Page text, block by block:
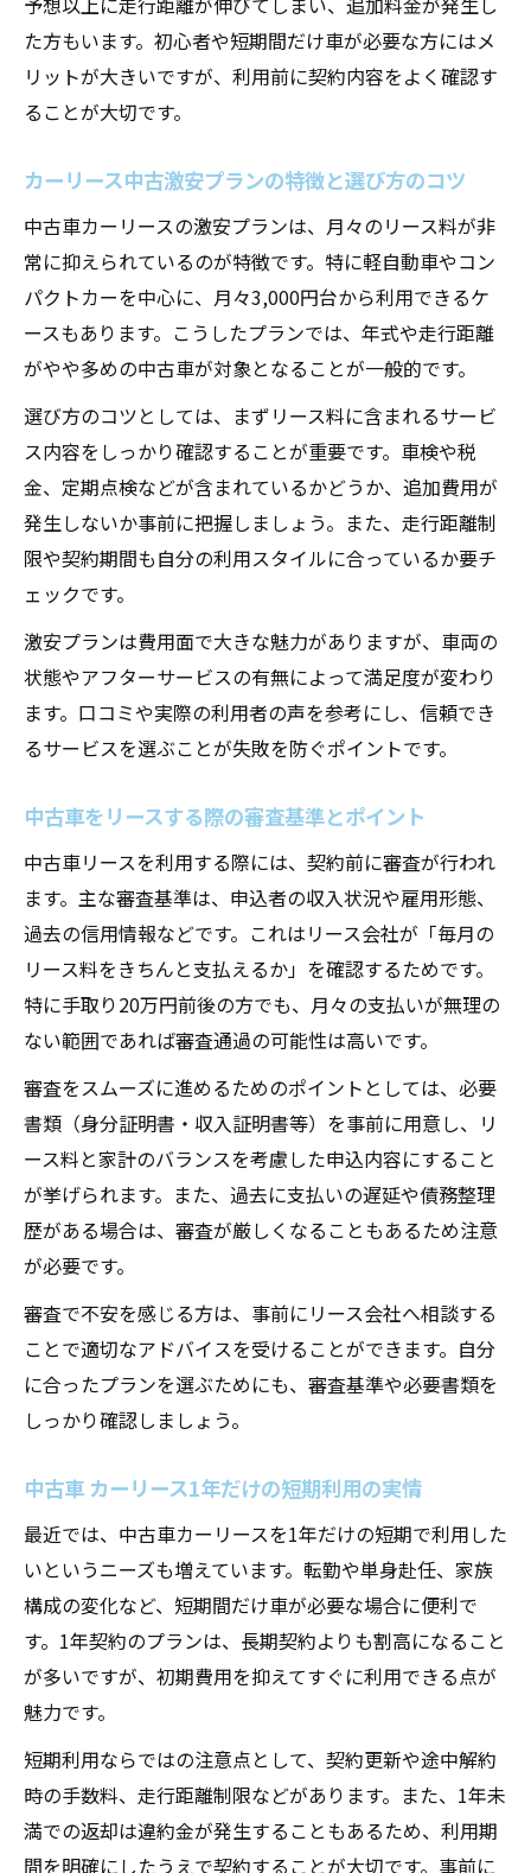
た方もいます。初心者や短期間だけ車が必要な方にはメ
リットが大きいですが、利用前に契約内容をよく確認す
ることが大切です。
カーリース中古激安プランの特徴と選び方のコツ
中古車カーリースの激安プランは、月々のリース料が非
常に抑えられているのが特徴です。特に軽自動車やコン
パクトカーを中心に、月々3,000円台から利用できるケ
ースもあります。こうしたプランでは、年式や走行距離
がやや多めの中古車が対象となることが一般的です。
選び方のコツとしては、まずリース料に含まれるサービ
ス内容をしっかり確認することが重要です。車検や税
金、定期点検などが含まれているかどうか、追加費用が
発生しないか事前に把握しましょう。また、走行距離制
限や契約期間も自分の利用スタイルに合っているか要チ
ェックです。
激安プランは費用面で大きな魅力がありますが、車両の
状態やアフターサービスの有無によって満足度が変わり
ます。口コミや実際の利用者の声を参考にし、信頼でき
るサービスを選ぶことが失敗を防ぐポイントです。
中古車をリースする際の審査基準とポイント
中古車リースを利用する際には、契約前に審査が行われ
ます。主な審査基準は、申込者の収入状況や雇用形態、
過去の信用情報などです。これはリース会社が「毎月の
リース料をきちんと支払えるか」を確認するためです。
特に手取り20万円前後の方でも、月々の支払いが無理の
ない範囲であれば審査通過の可能性は高いです。
審査をスムーズに進めるためのポイントとしては、必要
書類（身分証明書・収入証明書等）を事前に用意し、リ
ース料と家計のバランスを考慮した申込内容にすること
が挙げられます。また、過去に支払いの遅延や債務整理
歴がある場合は、審査が厳しくなることもあるため注意
が必要です。
審査で不安を感じる方は、事前にリース会社へ相談する
ことで適切なアドバイスを受けることができます。自分
に合ったプランを選ぶためにも、審査基準や必要書類を
しっかり確認しましょう。
中古車 カーリース1年だけの短期利用の実情
最近では、中古車カーリースを1年だけの短期で利用した
いというニーズも増えています。転勤や単身赴任、家族
構成の変化など、短期間だけ車が必要な場合に便利で
す。1年契約のプランは、長期契約よりも割高になること
が多いですが、初期費用を抑えてすぐに利用できる点が
魅力です。
短期利用ならではの注意点として、契約更新や途中解約
時の手数料、走行距離制限などがあります。また、1年未
満での返却は違約金が発生することもあるため、利用期
間を明確にしたうえで契約することが大切です。事前に